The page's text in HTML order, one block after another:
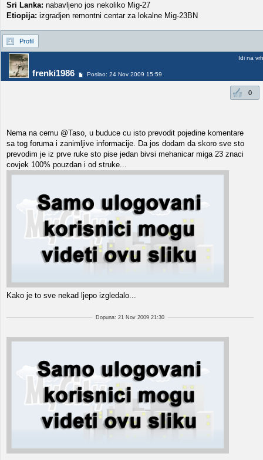
Sri Lanka: nabavljeno jos nekoliko Mig-27
Etiopija: izgradjen remontni centar za lokalne Mig-23BN
Profil
frenki1986 Poslao: 24 Nov 2009 15:59
Idi na vrh
0
Nema na cemu @Taso, u buduce cu isto prevodit pojedine komentare
sa tog foruma i zanimljive informacije. Da jos dodam da skoro sve sto
prevodim je iz prve ruke sto pise jedan bivsi mehanicar miga 23 znaci
covjek 100% pouzdan i od struke...
Kako je to sve nekad ljepo izgledalo...
Dopuna: 21 Nov 2009 21:30